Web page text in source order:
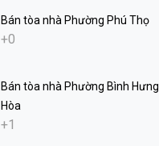
Bán tòa nhà Phường Phú Thọ
+0
Bán tòa nhà Phường Bình Hưng
Hòa
+1